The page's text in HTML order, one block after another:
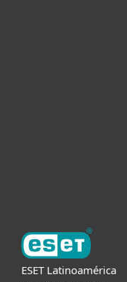
ESET Latinoamérica